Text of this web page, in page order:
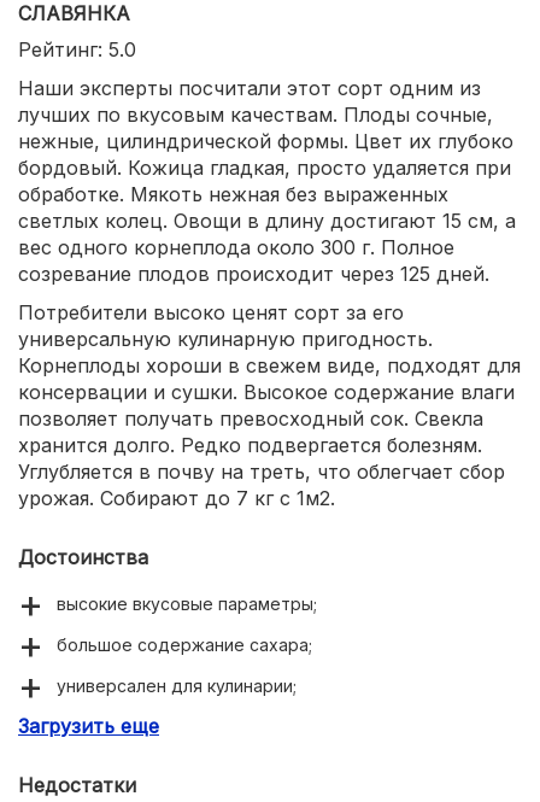
СЛАВЯНКА
Рейтинг: 5.0
Наши эксперты посчитали этот сорт одним из
лучших по вкусовым качествам. Плоды сочные,
нежные, цилиндрической формы. Цвет их глубоко
бордовый. Кожица гладкая, просто удаляется при
обработке. Мякоть нежная без выраженных
светлых колец. Овощи в длину достигают 15 см, а
вес одного корнеплода около 300 г. Полное
созревание плодов происходит через 125 дней.
Потребители высоко ценят сорт за его
универсальную кулинарную пригодность.
Корнеплоды хороши в свежем виде, подходят для
консервации и сушки. Высокое содержание влаги
позволяет получать превосходный сок. Свекла
хранится долго. Редко подвергается болезням.
Углубляется в почву на треть, что облегчает сбор
урожая. Собирают до 7 кг с 1м2.
Достоинства
высокие вкусовые параметры;
большое содержание сахара;
универсален для кулинарии;
длительно хранится;
Загрузить еще
Недостатки